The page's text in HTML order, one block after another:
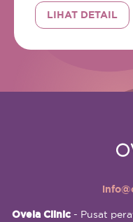
LIHAT DETAIL
Ovela Clinic - Pusat